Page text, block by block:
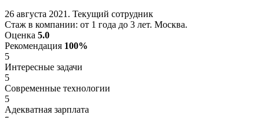
26 августа 2021. Текущий сотрудник
Стаж в компании: от 1 года до 3 лет. Москва.
Оценка 5.0
Рекомендация 100%
5
Интересные задачи
5
Современные технологии
5
Адекватная зарплата